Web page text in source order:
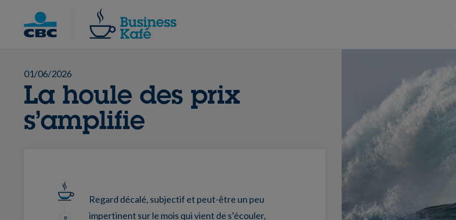
content
Chercher
01/06/2026
La houle des prix
s’amplifie
Regard décalé, subjectif et peut-être un peu
impertinent sur le mois qui vient de s’écouler,